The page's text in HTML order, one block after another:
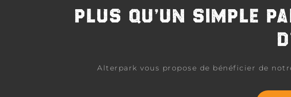
PLUS QU’UN SIMPLE
Alterpark vous propose de bénéficier de